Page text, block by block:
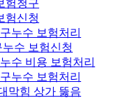
험청구
험신청
누수 보험처리
수 보험신청
수 비용 보험처리
누수 보험처리
막힘 상가 뚫음